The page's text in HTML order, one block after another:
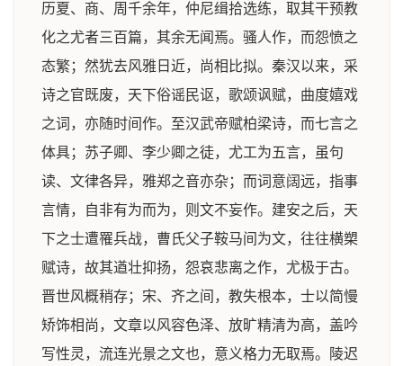
历夏、商、周千余年，仲尼缉拾选练，取其干预教
化之尤者三百篇，其余无闻焉。骚人作，而怨愤之
态繁；然犹去风雅日近，尚相比拟。秦汉以来，采
诗之官既废，天下俗谣民讴，歌颂讽赋，曲度嬉戏
之词，亦随时间作。至汉武帝赋柏梁诗，而七言之
体具；苏子卿、李少卿之徒，尤工为五言，虽句
读、文律各异，雅郑之音亦杂；而词意阔远，指事
言情，自非有为而为，则文不妄作。建安之后，天
下之士遭罹兵战，曹氏父子鞍马间为文，往往横槊
赋诗，故其遒壮抑扬，怨哀悲离之作，尤极于古。
晋世风概稍存；宋、齐之间，教失根本，士以简慢
矫饰相尚，文章以风容色泽、放旷精清为高，盖吟
写性灵，流连光景之文也，意义格力无取焉。陵迟